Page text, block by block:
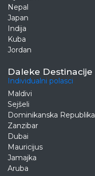
Nepal
Japan
Indija
Kuba
Jordan
Daleke Destinacije
Individualni polasci
Maldivi
Sejšeli
Dominikanska Republika
Zanzibar
Dubai
Mauricijus
Jamajka
Aruba